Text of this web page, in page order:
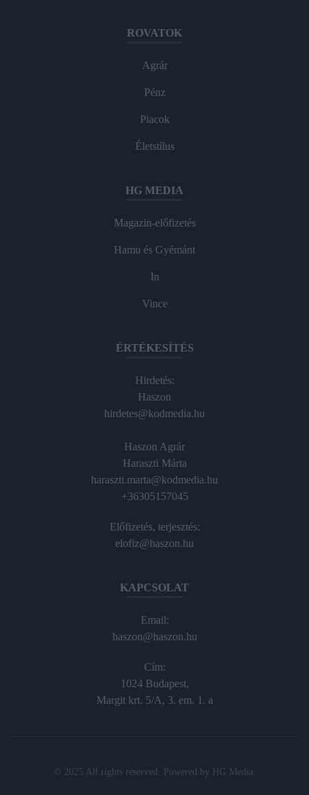
ROVATOK
Agrár
Pénz
Piacok
Életstílus
HG MEDIA
Magazin-előfizetés
Hamu és Gyémánt
In
Vince
ÉRTÉKESÍTÉS
Hirdetés:
Haszon
hirdetes@kodmedia.hu
Haszon Agrár
Haraszti Márta
haraszti.marta@kodmedia.hu
+36305157045
Előfizetés, terjesztés:
elofiz@haszon.hu
KAPCSOLAT
Email:
haszon@haszon.hu
Cím:
1024 Budapest,
Margit krt. 5/A, 3. em. 1. a
© 2025 All rights reserved. Powered by HG Media